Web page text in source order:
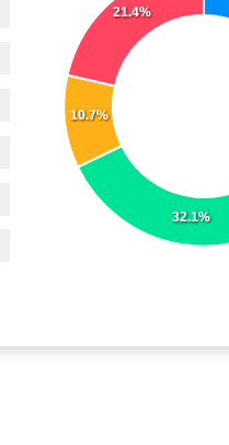
32.1%
10.7%
21.4%